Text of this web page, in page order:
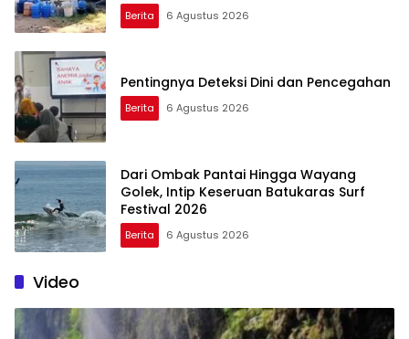
Berita 6 Agustus 2026
Pentingnya Deteksi Dini dan Pencegahan
Berita 6 Agustus 2026
Dari Ombak Pantai Hingga Wayang
Golek, Intip Keseruan Batukaras Surf
Festival 2026
Berita 6 Agustus 2026
Video